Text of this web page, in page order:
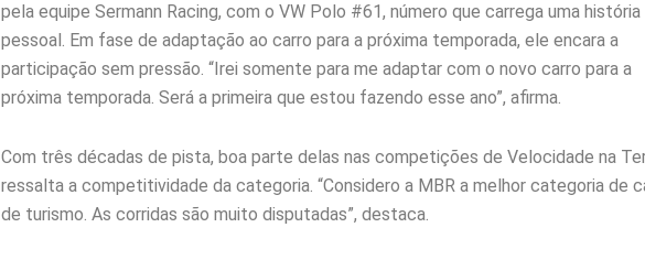
pela equipe Sermann Racing, com o VW Polo #61, número que carrega uma história
pessoal. Em fase de adaptação ao carro para a próxima temporada, ele encara a
participação sem pressão. “Irei somente para me adaptar com o novo carro para a
próxima temporada. Será a primeira que estou fazendo esse ano”, afirma.
Com três décadas de pista, boa parte delas nas competições de Velocidade na
ressalta a competitividade da categoria. “Considero a MBR a melhor categoria de
de turismo. As corridas são muito disputadas”, destaca.